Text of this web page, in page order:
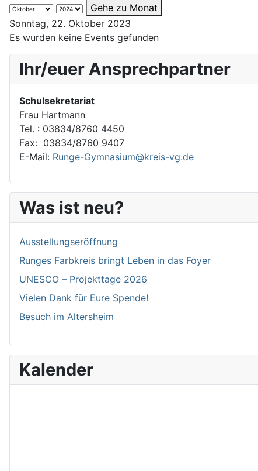
Gehe zu Monat
Sonntag, 22. Oktober 2023
Es wurden keine Events gefunden
Ihr/euer Ansprechpartner
Schulsekretariat
Frau Hartmann
Tel. : 03834/8760 4450
Fax: 03834/8760 9407
E-Mail: Runge-Gymnasium@kreis-vg.de
Was ist neu?
Ausstellungseröffnung
Runges Farbkreis bringt Leben in das Foyer
UNESCO – Projekttage 2026
Vielen Dank für Eure Spende!
Besuch im Altersheim
Kalender